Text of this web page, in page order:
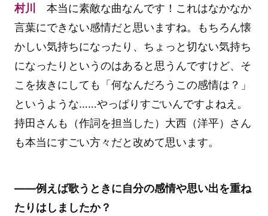
村川
本当に素敵な曲なんです！これはなかなか
言葉にできない感情だと思いますね。もちろん懐
かしい気持ちになったり、ちょっと切ない気持ち
になったりというのはあると思うんですけど、そ
こを抜きにしても「何なんだろうこの感情は？」
というような……やっぱりすごいんですよねえ。
持田さんも（作詞を担当した）大西（洋平）さん
も本当にすごい方々だと改めて思います。
――例えば歌うときに自分の感情や思い出を重ね
たりはしましたか？